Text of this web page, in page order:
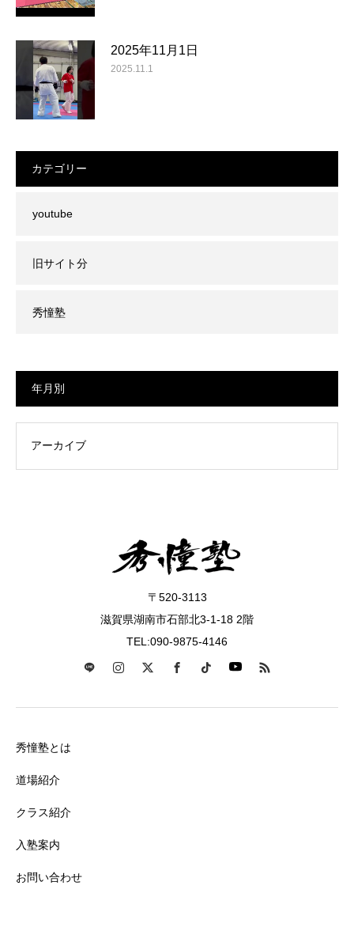
2025年11月1日
2025.11.1
カテゴリー
youtube
旧サイト分
秀憧塾
年月別
〒520-3113
滋賀県湖南市石部北3-1-18 2階
TEL:090-9875-4146
秀憧塾とは
道場紹介
クラス紹介
入塾案内
お問い合わせ